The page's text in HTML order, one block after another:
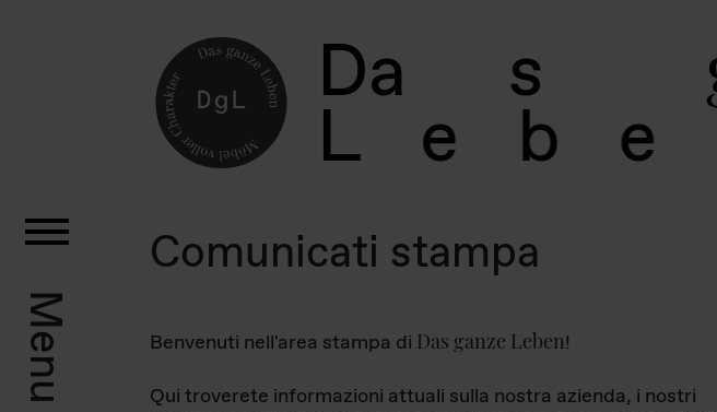
Da s
L e b e
Menu
Comunicati stampa
Benvenuti nell'area stampa di Das ganze Leben!
Qui troverete informazioni attuali sulla nostra azienda, i nostri